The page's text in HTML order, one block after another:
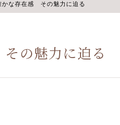
かな存在感 その魅力に迫る
の魅力に迫る